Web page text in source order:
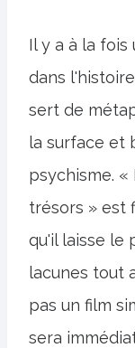
Il y a à la
dans
sert de
la surface et
psychisme. «
trésors » est
qu'il laisse le
lacunes tout
pas un film
sera